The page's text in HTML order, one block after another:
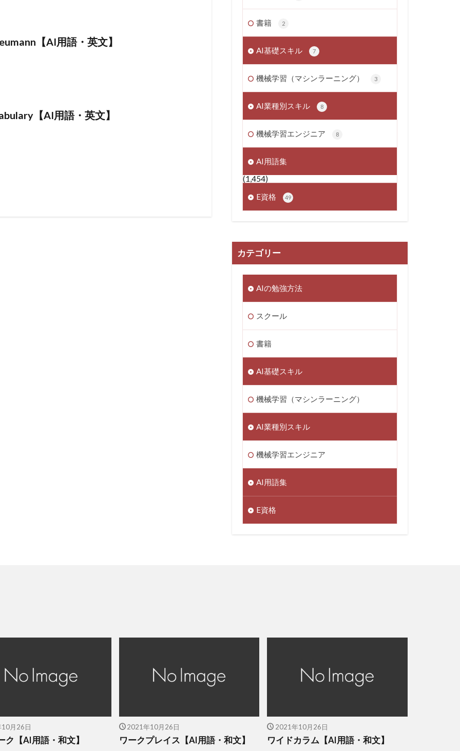
【AI用語・英文】
【AI用語・英文】
書籍 2
AI基礎スキル 7
機械学習（マシンラーニング） 3
AI業種別スキル 8
機械学習エンジニア 8
AI用語集
(1,454)
E資格
49
カテゴリー
AIの勉強方法
スクール
書籍
AI基礎スキル
機械学習（マシンラーニング）
AI業種別スキル
機械学習エンジニア
AI用語集
E資格
月26日
ク【AI用語・和文】
2021年10月26日
ワークプレイス【AI用語・和文】
2021年10月26日
ワイドカラム【AI用語・和文】